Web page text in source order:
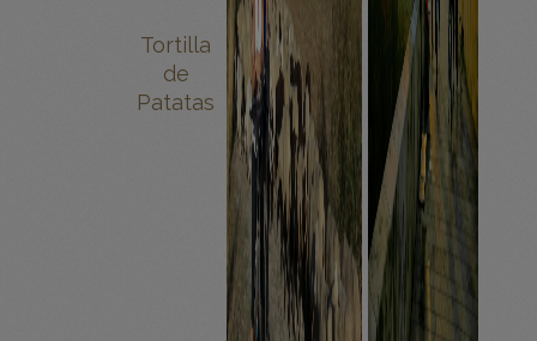
Tortilla
de
Patatas